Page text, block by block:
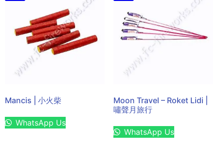
Mancis | 小火柴
WhatsApp Us
Moon Travel – Roket Lidi |
嘯聲月旅行
WhatsApp Us